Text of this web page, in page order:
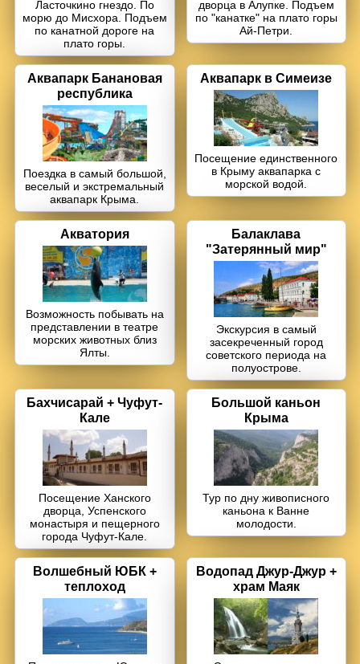
Заповедник и Беседка ветров
Кара-Даг +
Коктебель
Крымские святыни
Ласточкино гнездо
Ливадийский дворец
Массандровский дворец
Мангуп-Кале
Никитский ботанический сад
Поляна Сказок + Ялтинский зоопарк
ПещерыЧатыр-Дага
Севастополь
+ Херсонес
Севастополь + 35-ая батарея
Судак + Новый Свет
"Тайган" - парк львов
Дегустацияв Массандре
Ай-Йори
Ласточкино гнездо. По
морю до Мисхора. Подъем
по канатной дороге на
плато горы.
дворца в Алупке. Подъем
по "канатке" на плато горы
Ай-Петри.
Аквапарк Банановая
республика
Поездка в самый большой,
веселый и экстремальный
аквапарк Крыма.
Аквапарк в Симеизе
Посещение единственного
в Крыму аквапарка с
морской водой.
Акватория
Возможность побывать на
представлении в театре
морских животных близ
Ялты.
Балаклава
"Затерянный мир"
Экскурсия в самый
засекреченный город
советского периода на
полуострове.
Бахчисарай + Чуфут-
Кале
Посещение Ханского
дворца, Успенского
монастыря и пещерного
города Чуфут-Кале.
Большой каньон
Крыма
Тур по дну живописного
каньона к Ванне
молодости.
Волшебный ЮБК +
теплоход
Водопад Джур-Джур +
храм Маяк